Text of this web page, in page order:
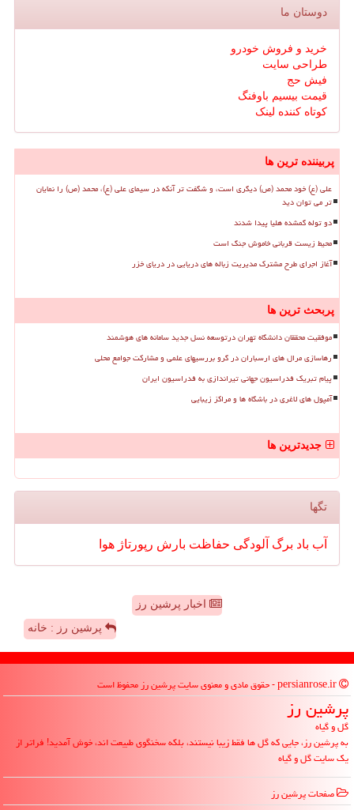
دوستان ما
خرید و فروش خودرو
طراحی سایت
فیش حج
قیمت بیسیم باوفنگ
کوتاه کننده لینک
پربیننده ترین ها
علی (ع) خود محمد (ص) دیگری است، و شگفت تر آنکه در سیمای علی (ع)، محمد (ص) را نمایان
تر می توان دید
دو توله گمشده هلیا پیدا شدند
محیط زیست قربانی خاموش جنگ است
آغاز اجرای طرح مشترک مدیریت زباله های دریایی در دریای خزر
پربحث ترین ها
موفقیت محققان دانشگاه تهران درتوسعه نسل جدید سامانه های هوشمند
رهاسازی مرال های ارسباران در گرو بررسیهای علمی و مشارکت جوامع محلی
پیام تبریک فدراسیون جهانی تیراندازی به فدراسیون ایران
آمپول های لاغری در باشگاه ها و مراکز زیبایی
جدیدترین ها
تگها
آب باد برگ آلودگی حفاظت بارش رپورتاژ هوا
اخبار پرشین رز
پرشین رز : خانه
پرشین رز
گل و گیاه
به پرشین رز، جایی که گل ها فقط زیبا نیستند، بلکه سخنگوی طبیعت اند، خوش آمدید! فراتر از
یک سایت گل و گیاه
صفحات پرشین رز